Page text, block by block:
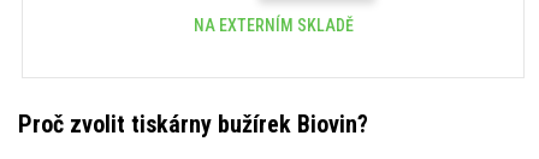
NA EXTERNÍM SKLADĚ
Proč zvolit tiskárny bužírek Biovin?